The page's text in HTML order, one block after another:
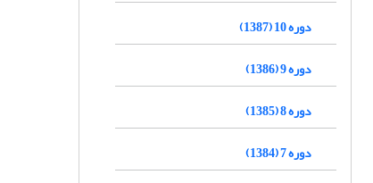
دوره 10 (1387)
دوره 9 (1386)
دوره 8 (1385)
دوره 7 (1384)